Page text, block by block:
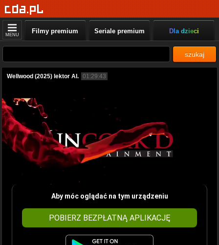
MENU Filmy premium Seriale premium Dla dzieci
szukaj
Wellwood (2025) lektor AI. 01:29:43
Aby móc oglądać na tym urządzeniu
POBIERZ BEZPŁATNĄ APLIKACJĘ